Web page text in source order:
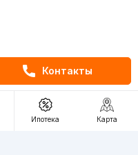
Контакты
Ипотека Карта